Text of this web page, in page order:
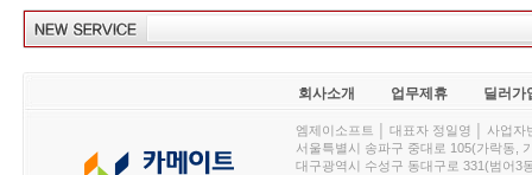
회사소개 업무제휴 딜러가
엠제이소프트 │ 대표자 정일영 │ 사업
서울특별시 송파구 중대로 105(가락동,
대구광역시 수성구 동대구로 331(범어3